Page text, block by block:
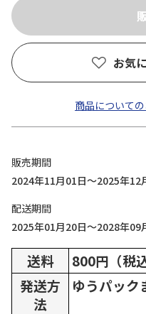
お気
商品について
販売期間
2024年11月01日～2025年12
配送期間
2025年01月20日～2028年09
送料
800円（税込
発送方
法
ゆうパック